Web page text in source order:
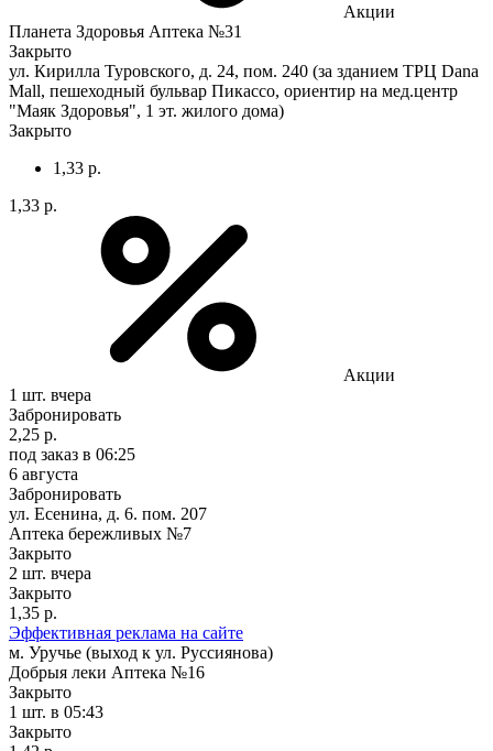
Акции
Планета Здоровья Аптека №31
Закрыто
ул. Кирилла Туровского, д. 24, пом. 240 (за зданием ТРЦ Dana
Mall, пешеходный бульвар Пикассо, ориентир на мед.центр
"Маяк Здоровья", 1 эт. жилого дома)
Закрыто
1,33 р.
1,33 р.
Акции
1 шт. вчера
Забронировать
2,25 р.
под заказ в 06:25
6 августа
Забронировать
ул. Есенина, д. 6. пом. 207
Аптека бережливых №7
Закрыто
2 шт. вчера
Закрыто
1,35 р.
Эффективная реклама на сайте
м. Уручье (выход к ул. Руссиянова)
Добрыя леки Аптека №16
Закрыто
1 шт. в 05:43
Закрыто